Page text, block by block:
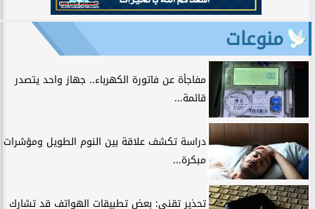
منوعات
مفاجأة عن فاتورة الكهرباء.. جهاز واحد يتصدر
قائمة...
دراسة تكشف علاقة بين النوم الطويل ومؤشرات
مبكرة...
تحذير تقني: بعض تطبيقات الهواتف قد تشارك